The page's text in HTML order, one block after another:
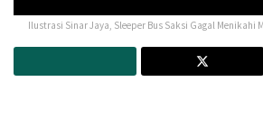
Ilustrasi Sinar Jaya, Sleeper Bus Saksi Gagal Menikahi